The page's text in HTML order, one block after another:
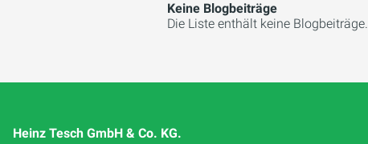
Keine Blogbeiträge
Die Liste enthält keine Blogbeiträge.
Heinz Tesch GmbH & Co. KG.